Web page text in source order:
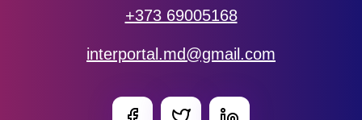
+373 69005168
interportal.md@gmail.com